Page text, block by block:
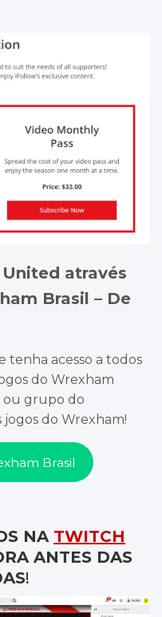
através
Brasil – De
tenha acesso a todos
do Wrexham
ou grupo do
jogos do Wrexham!
Brasil
NA TWITCH
ANTES DAS
!